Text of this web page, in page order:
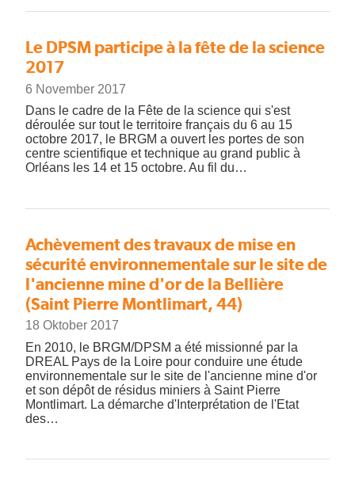
Le DPSM participe à la fête de la science
2017
6 November 2017
Dans le cadre de la Fête de la science qui s'est
déroulée sur tout le territoire français du 6 au 15
octobre 2017, le BRGM a ouvert les portes de son
centre scientifique et technique au grand public à
Orléans les 14 et 15 octobre. Au fil du…
Achèvement des travaux de mise en
sécurité environnementale sur le site de
l'ancienne mine d'or de la Bellière
(Saint Pierre Montlimart, 44)
18 Oktober 2017
En 2010, le BRGM/DPSM a été missionné par la
DREAL Pays de la Loire pour conduire une étude
environnementale sur le site de l'ancienne mine d'or
et son dépôt de résidus miniers à Saint Pierre
Montlimart. La démarche d'Interprétation de l'Etat
des…